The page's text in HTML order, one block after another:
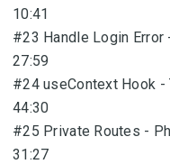
10:41
#23 Handle Login
27:59
#24 useContext Hook -
44:30
#25 Private Routes -
31:27